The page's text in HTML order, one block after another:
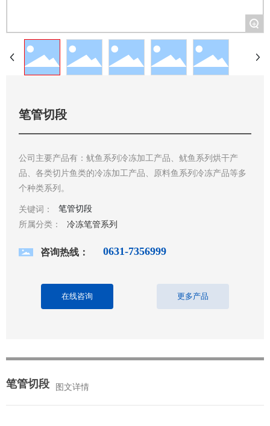
+
笔管切段
公司主要产品有：鱿鱼系列冷冻加工产品、鱿鱼系列烘干产
品、各类切片鱼类的冷冻加工产品、原料鱼系列冷冻产品等多
个种类系列。
关键词：
笔管切段
所属分类：
冷冻笔管系列
咨询热线： 0631-7356999
在线咨询 更多产品
笔管切段 图文详情